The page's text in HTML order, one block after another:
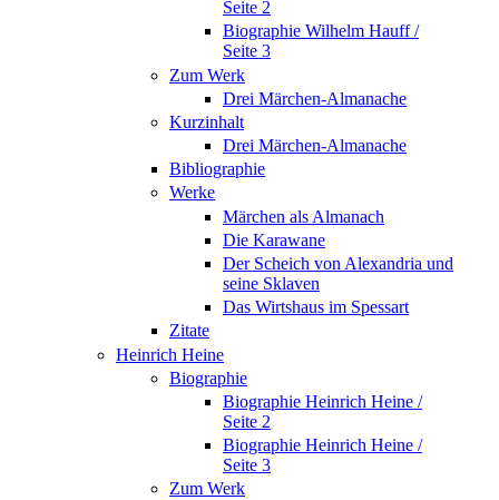
Seite 2
Biographie Wilhelm Hauff /
Seite 3
Zum Werk
Drei Märchen-Almanache
Kurzinhalt
Drei Märchen-Almanache
Bibliographie
Werke
Märchen als Almanach
Die Karawane
Der Scheich von Alexandria und
seine Sklaven
Das Wirtshaus im Spessart
Zitate
Heinrich Heine
Biographie
Biographie Heinrich Heine /
Seite 2
Biographie Heinrich Heine /
Seite 3
Zum Werk